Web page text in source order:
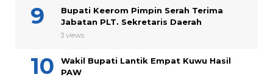
Bupati Keerom Pimpin Serah Terima
Jabatan PLT. Sekretaris Daerah
3 views
Wakil Bupati Lantik Empat Kuwu Hasil
PAW